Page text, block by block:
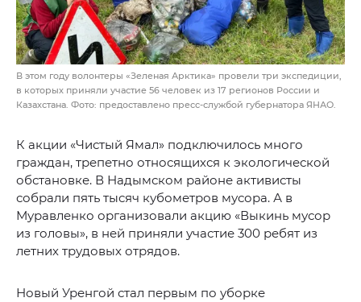
В этом году волонтеры «Зеленая Арктика» провели три экспедиции,
в которых приняли участие 56 человек из 17 регионов России и
Казахстана. Фото: предоставлено пресс-службой губернатора ЯНАО.
К акции «Чистый Ямал» подключилось много
граждан, трепетно относящихся к экологической
обстановке. В Надымском районе активисты
собрали пять тысяч кубометров мусора. А в
Муравленко организовали акцию «Выкинь мусор
из головы», в ней приняли участие 300 ребят из
летних трудовых отрядов.
Новый Уренгой стал первым по уборке